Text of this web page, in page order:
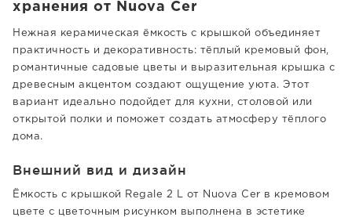
хранения от Nuova Cer
Нежная керамическая ёмкость с крышкой объединяет
практичность и декоративность: тёплый кремовый фон,
романтичные садовые цветы и выразительная крышка с
древесным акцентом создают ощущение уюта. Этот
вариант идеально подойдет для кухни, столовой или
открытой полки и поможет создать атмосферу тёплого
дома.
Внешний вид и дизайн
Ёмкость с крышкой Regale 2 L от Nuova Cer в кремовом
цвете с цветочным рисунком выполнена в эстетике